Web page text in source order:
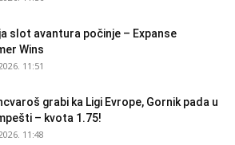
slot avantura počinje – Expanse
Wins
11:51
grabi ka Ligi Evrope, Gornik pada u
– kvota 1.75!
11:48